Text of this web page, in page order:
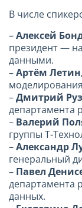
В числе
–Алексей
президент —
данными.
– Артём
–Дмитрий
департамента
– Валерий
группы Т-
–Александр
генеральный
– Павел
департамента
данных.